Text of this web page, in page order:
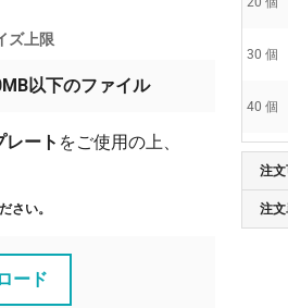
ズ上限
以下のファイル
ート をご使用の上、
さい。
ード
30 個
40 個
60 個
注
注